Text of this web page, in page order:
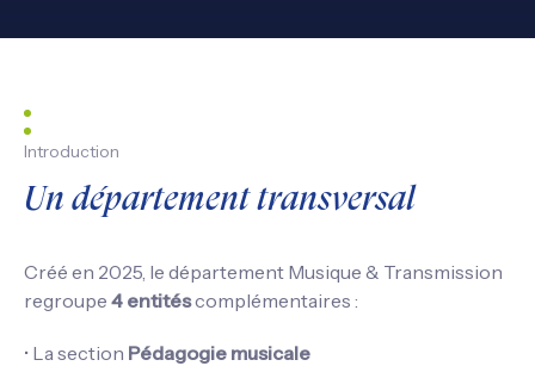
Introduction
Un département transversal
Créé en 2025, le département Musique & Transmission
regroupe 4 entitéscomplémentaires :
• La section Pédagogie musicale